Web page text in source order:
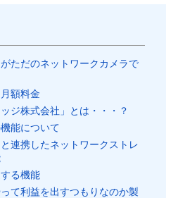
がただのネットワークカメラで
額料金
ッジ株式会社」とは・・・？
能について
連携したネットワークストレ
る機能
て利益を出すつもりなのか製